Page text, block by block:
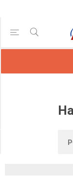
Categoría
Cessna